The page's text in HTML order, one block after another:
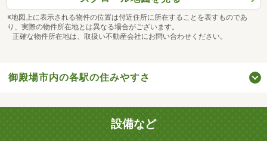
※地図上に表示される物件の位置は付近住所に所在することを表すものであ
り、実際の物件所在地とは異なる場合がございます。
正確な物件所在地は、取扱い不動産会社にお問い合わせください。
御殿場市内の各駅の住みやすさ
設備など